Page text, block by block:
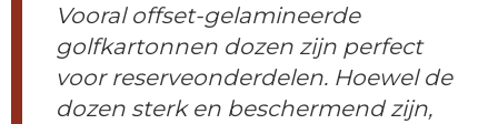
Vooral offset-gelamineerde
golfkartonnen dozen zijn perfect
voor reserveonderdelen. Hoewel de
dozen sterk en beschermend zijn,